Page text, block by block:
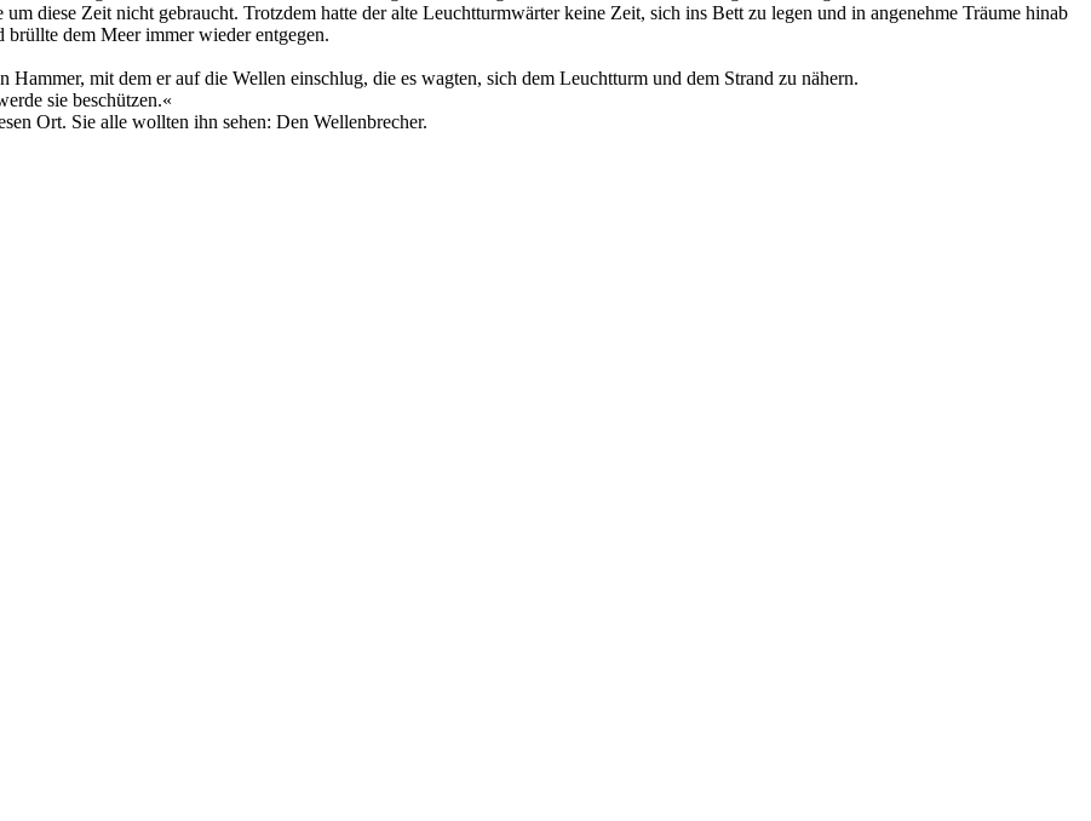
diese Zeit nicht gebraucht. Trotzdem hatte der alte Leuchtturmwärter keine Zeit, sich ins Bett zu legen und in angenehme Träume hinab
brüllte dem Meer immer wieder entgegen.
mit dem er auf die Wellen einschlug, die es wagten, sich dem Leuchtturm und dem Strand zu nähern.
sie beschützen.«
Ort. Sie alle wollten ihn sehen: Den Wellenbrecher.